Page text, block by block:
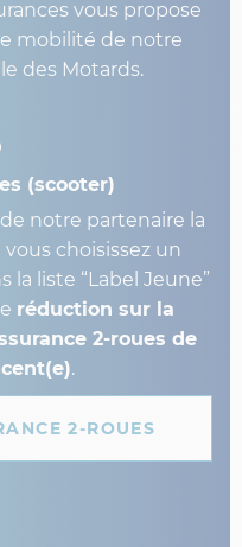
vous propose
mobilité de notre
des Motards.
(scooter)
de notre partenaire la
choisissez un
liste “Label Jeune”
réduction sur la
2-roues de
.
2-ROUES